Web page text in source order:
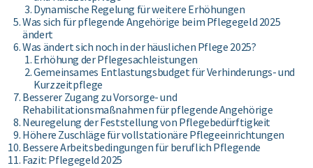
Dynamische Regelung für weitere Erhöhungen
Was sich für pflegende Angehörige beim Pflegegeld 2025
ändert
Was ändert sich noch in der häuslichen Pflege 2025?
Erhöhung der Pflegesachleistungen
Gemeinsames Entlastungsbudget für Verhinderungs- und
Kurzzeitpflege
Besserer Zugang zu Vorsorge- und
Rehabilitationsmaßnahmen für pflegende Angehörige
Neuregelung der Feststellung von Pflegebedürftigkeit
Höhere Zuschläge für vollstationäre Pflegeeinrichtungen
Bessere Arbeitsbedingungen für beruflich Pflegende
Fazit: Pflegegeld 2025